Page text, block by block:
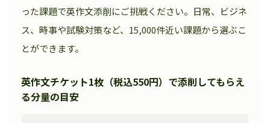
った課題で英作文添削にご挑戦ください。日常、ビジネ
ス、時事や試験対策など、15,000件近い課題から選ぶこ
とができます。
英作文チケット1枚（税込550円）で添削してもらえ
る分量の目安